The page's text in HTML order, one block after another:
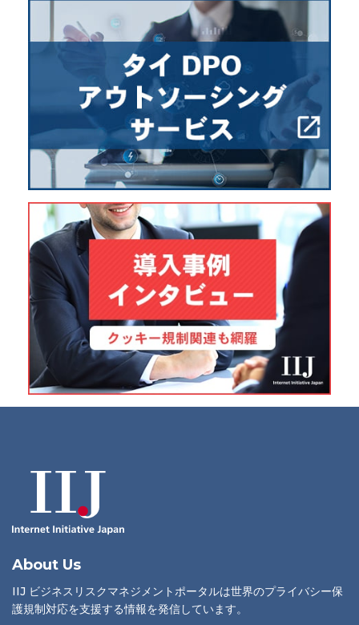
About Us
IIJ ビジネスリスクマネジメントポータルは世界のプライバシー保
護規制対応を支援する情報を発信しています。